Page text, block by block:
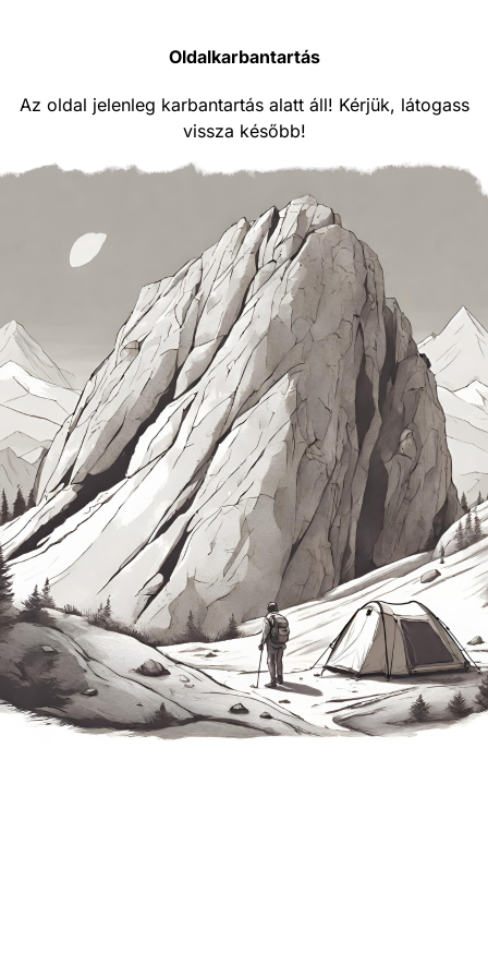
Oldalkarbantartás
Az oldal jelenleg karbantartás alatt áll! Kérjük, látogass
vissza később!